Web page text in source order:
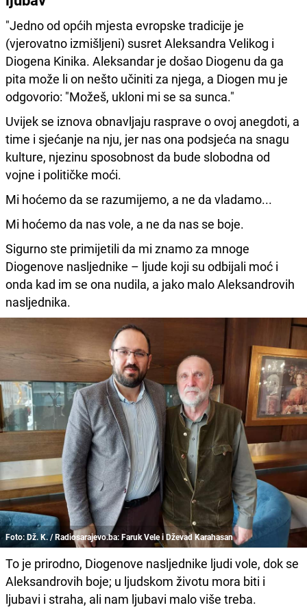
"Jedno od općih mjesta evropske tradicije je
(vjerovatno izmišljeni) susret Aleksandra Velikog i
Diogena Kinika. Aleksandar je došao Diogenu da ga
pita može li on nešto učiniti za njega, a Diogen mu je
odgovorio: "Možeš, ukloni mi se sa sunca."
Uvijek se iznova obnavljaju rasprave o ovoj anegdoti, a
time i sjećanje na nju, jer nas ona podsjeća na snagu
kulture, njezinu sposobnost da bude slobodna od
vojne i političke moći.
Mi hoćemo da se razumijemo, a ne da vladamo...
Mi hoćemo da nas vole, a ne da nas se boje.
Sigurno ste primijetili da mi znamo za mnoge
Diogenove nasljednike – ljude koji su odbijali moć i
onda kad im se ona nudila, a jako malo Aleksandrovih
nasljednika.
Foto: Dž. K. / Radiosarajevo.ba: Faruk Vele i Dževad Karahasan
To je prirodno, Diogenove nasljednike ljudi vole, dok se
Aleksandrovih boje; u ljudskom životu mora biti i
ljubavi i straha, ali nam ljubavi malo više treba.